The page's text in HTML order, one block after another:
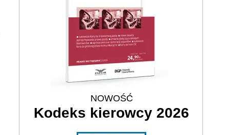
NOWOŚĆ
Kodeks kierowcy 2026